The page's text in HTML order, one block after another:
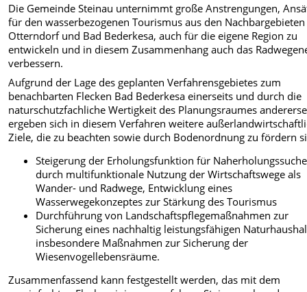
Die Gemeinde Steinau unternimmt große Anstrengungen,
für den wasserbezogenen Tourismus aus den
Otterndorf und Bad Bederkesa, auch für die eigene Region zu
entwickeln und in diesem Zusammenhang auch das
verbessern.
Aufgrund der Lage des geplanten Verfahrensgebietes zum
benachbarten Flecken Bad Bederkesa einerseits und durch die
naturschutzfachliche Wertigkeit des Planungsraumes
ergeben sich in diesem Verfahren weitere
Ziele, die zu beachten sowie durch Bodenordnung zu fördern
Steigerung der Erholungsfunktion für
durch multifunktionale Nutzung der Wirtschaftswege als
Wander- und Radwege, Entwicklung eines
Wasserwegekonzeptes zur Stärkung des Tourismus
Durchführung von Landschaftspflegemaßnahmen zur
Sicherung eines nachhaltig leistungsfähigen
insbesondere Maßnahmen zur Sicherung der
Wiesenvogellebensräume.
Zusammenfassend kann festgestellt werden, das mit dem